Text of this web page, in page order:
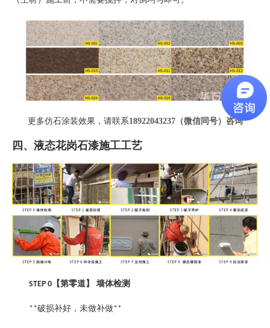
更多仿石涂装效果，请联系18922043237（微信同号） 咨询
四、液态花岗石漆施工工艺
STEP 0 【第零道】 墙体检测
**破损补好，未做补做**